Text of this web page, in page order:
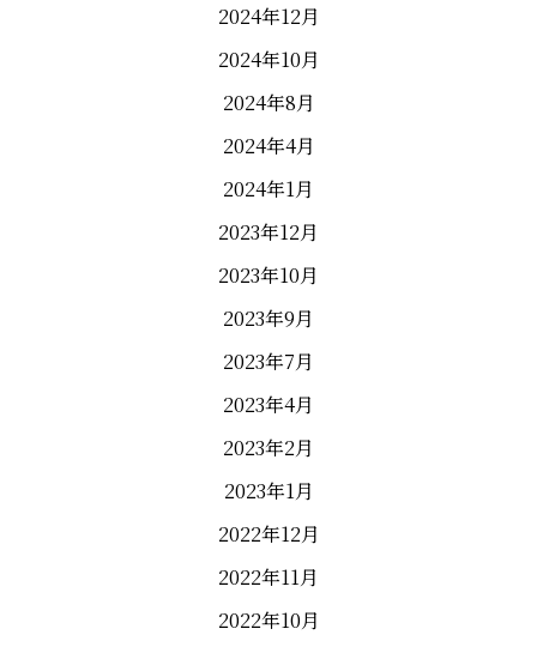
2024年12月
2024年10月
2024年8月
2024年4月
2024年1月
2023年12月
2023年10月
2023年9月
2023年7月
2023年4月
2023年2月
2023年1月
2022年12月
2022年11月
2022年10月